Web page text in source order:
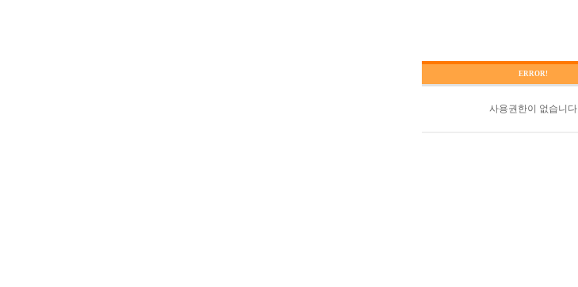
ERROR!
사용권한이 없습니다